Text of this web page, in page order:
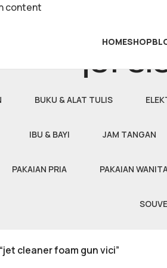
content
HOMESHOP
jet
BUKU & ALAT TULIS
IBU & BAYI JAM TANGAN
PAKAIAN PRIA PAKAIAN
cleaner foam gun vici”